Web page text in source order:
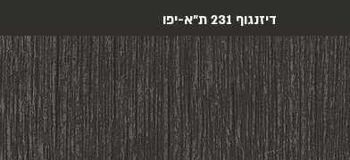
דיזנגוף 231 ת"א-יפו